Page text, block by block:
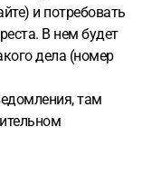
и потребовать
В нем будет
дела (номер
там